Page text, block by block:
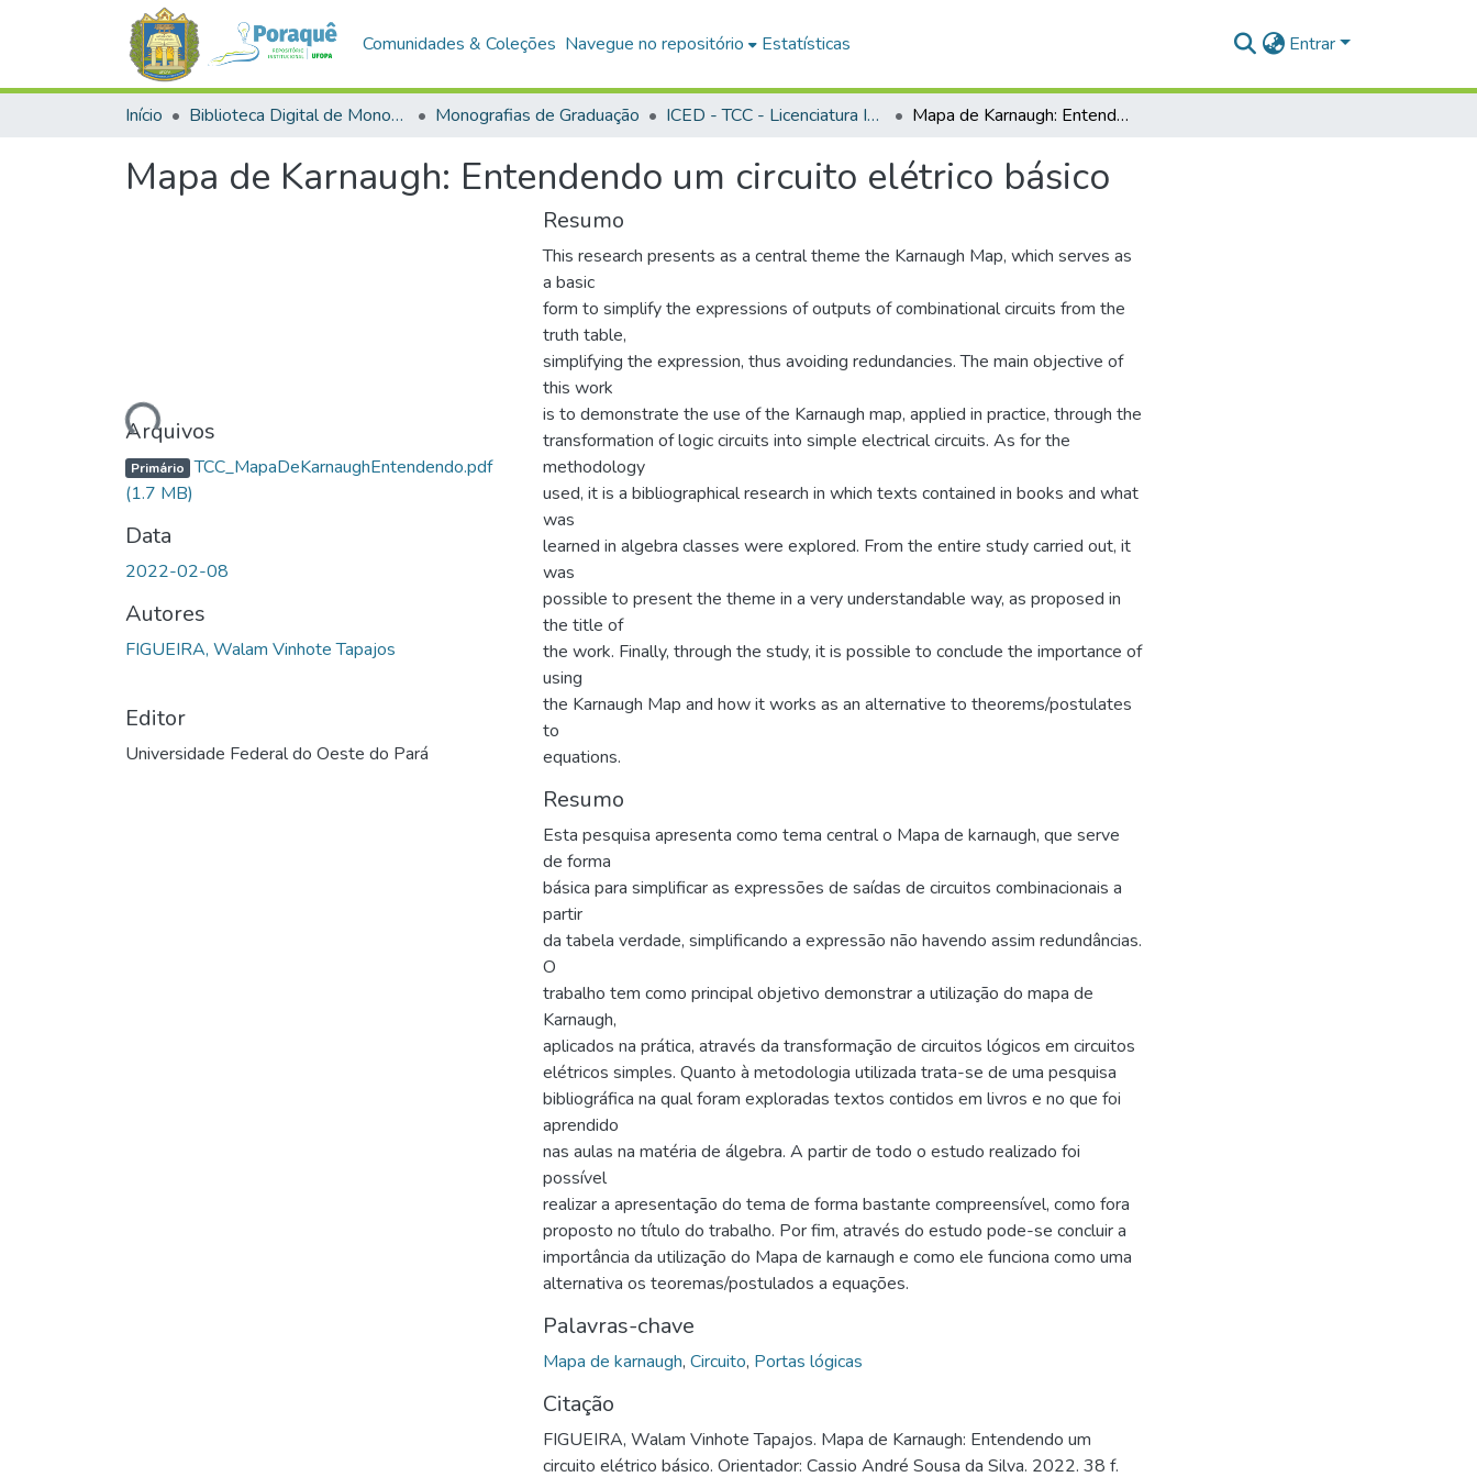
Comunidades & Coleções Navegue no repositório Estatísticas Entrar
Início Biblioteca Digital de Monografias (BDM) Monografias de Graduação ICED - TCC - Licenciatura Integrada em Matemática e Física Mapa de Karnaugh: Entendendo um circuito elétrico básico
Mapa de Karnaugh: Entendendo um circuito elétrico básico
Carregando...
Arquivos
Primário TCC_MapaDeKarnaughEntendendo.pdf
(1.7 MB)
Data
2022-02-08
Autores
FIGUEIRA, Walam Vinhote Tapajos
Editor
Universidade Federal do Oeste do Pará
Resumo
This research presents as a central theme the Karnaugh Map, which serves as
a basic
form to simplify the expressions of outputs of combinational circuits from the
truth table,
simplifying the expression, thus avoiding redundancies. The main objective of
this work
is to demonstrate the use of the Karnaugh map, applied in practice, through the
transformation of logic circuits into simple electrical circuits. As for the
methodology
used, it is a bibliographical research in which texts contained in books and what
was
learned in algebra classes were explored. From the entire study carried out, it
was
possible to present the theme in a very understandable way, as proposed in
the title of
the work. Finally, through the study, it is possible to conclude the importance of
using
the Karnaugh Map and how it works as an alternative to theorems/postulates
to
equations.
Resumo
Esta pesquisa apresenta como tema central o Mapa de karnaugh, que serve
de forma
básica para simplificar as expressões de saídas de circuitos combinacionais a
partir
da tabela verdade, simplificando a expressão não havendo assim redundâncias.
O
trabalho tem como principal objetivo demonstrar a utilização do mapa de
Karnaugh,
aplicados na prática, através da transformação de circuitos lógicos em circuitos
elétricos simples. Quanto à metodologia utilizada trata-se de uma pesquisa
bibliográfica na qual foram exploradas textos contidos em livros e no que foi
aprendido
nas aulas na matéria de álgebra. A partir de todo o estudo realizado foi
possível
realizar a apresentação do tema de forma bastante compreensível, como fora
proposto no título do trabalho. Por fim, através do estudo pode-se concluir a
importância da utilização do Mapa de karnaugh e como ele funciona como uma
alternativa os teoremas/postulados a equações.
Palavras-chave
Mapa de karnaugh, Circuito, Portas lógicas
Citação
FIGUEIRA, Walam Vinhote Tapajos. Mapa de Karnaugh: Entendendo um
circuito elétrico básico. Orientador: Cassio André Sousa da Silva. 2022. 38 f.